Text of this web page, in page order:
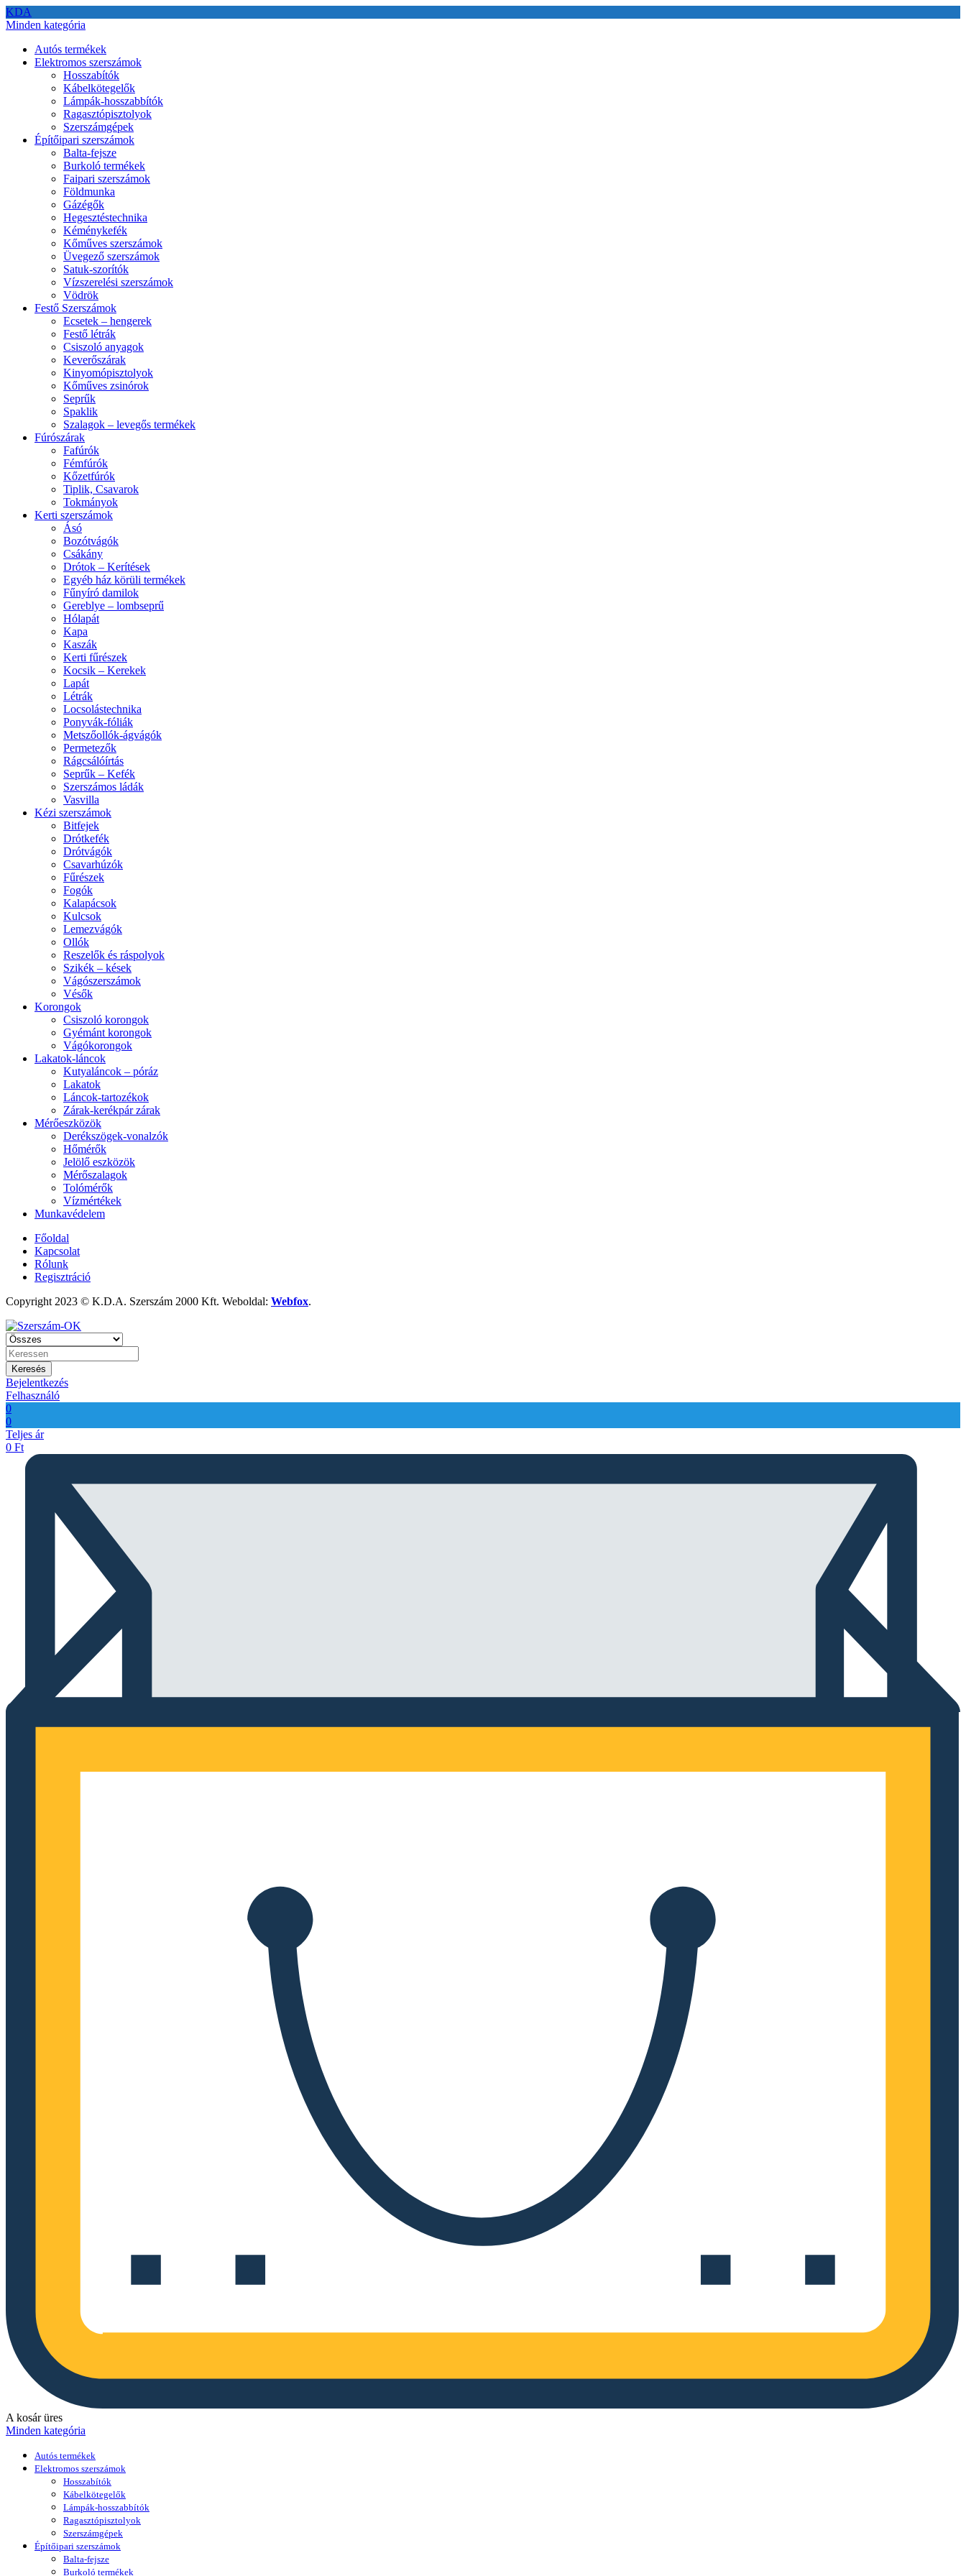
KDA
Minden kategória
Autós termékek
Elektromos szerszámok
Hosszabítók
Kábelkötegelők
Lámpák-hosszabbítók
Ragasztópisztolyok
Szerszámgépek
Építőipari szerszámok
Balta-fejsze
Burkoló termékek
Faipari szerszámok
Földmunka
Gázégők
Hegesztéstechnika
Kéménykefék
Kőműves szerszámok
Üvegező szerszámok
Satuk-szorítók
Vízszerelési szerszámok
Vödrök
Festő Szerszámok
Ecsetek – hengerek
Festő létrák
Csiszoló anyagok
Keverőszárak
Kinyomópisztolyok
Kőműves zsinórok
Seprűk
Spaklik
Szalagok – levegős termékek
Fúrószárak
Fafúrók
Fémfúrók
Kőzetfúrók
Tiplik, Csavarok
Tokmányok
Kerti szerszámok
Ásó
Bozótvágók
Csákány
Drótok – Kerítések
Egyéb ház körüli termékek
Fűnyíró damilok
Gereblye – lombseprű
Hólapát
Kapa
Kaszák
Kerti fűrészek
Kocsik – Kerekek
Lapát
Létrák
Locsolástechnika
Ponyvák-fóliák
Metszőollók-ágvágók
Permetezők
Rágcsálóírtás
Seprűk – Kefék
Szerszámos ládák
Vasvilla
Kézi szerszámok
Bitfejek
Drótkefék
Drótvágók
Csavarhúzók
Fűrészek
Fogók
Kalapácsok
Kulcsok
Lemezvágók
Ollók
Reszelők és ráspolyok
Szikék – kések
Vágószerszámok
Vésők
Korongok
Csiszoló korongok
Gyémánt korongok
Vágókorongok
Lakatok-láncok
Kutyaláncok – póráz
Lakatok
Láncok-tartozékok
Zárak-kerékpár zárak
Mérőeszközök
Derékszögek-vonalzók
Hőmérők
Jelölő eszközök
Mérőszalagok
Tolómérők
Vízmértékek
Munkavédelem
Főoldal
Kapcsolat
Rólunk
Regisztráció
Copyright 2023 © K.D.A. Szerszám 2000 Kft. Weboldal: Webfox.
Keresés
Bejelentkezés
Felhasználó
0
0
Teljes ár
0 Ft
A kosár üres
Minden kategória
Autós termékek
Elektromos szerszámok
Hosszabítók
Kábelkötegelők
Lámpák-hosszabbítók
Ragasztópisztolyok
Szerszámgépek
Építőipari szerszámok
Balta-fejsze
Burkoló termékek